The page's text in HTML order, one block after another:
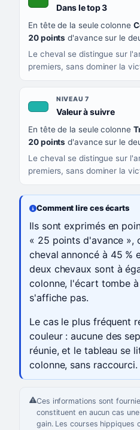
Dans le top 3, couleur
En tête de la seule colonne
20 points d'avance sur le
Le cheval se distingue sur
premiers, sans dominer la
NIVEAU 7
Valeur à suivre,
En tête de la seule colonne
20 points d'avance sur le
Le cheval se distingue sur
premiers, sans dominer la
Comment lire ces écarts
Ils sont exprimés en
« 25 points d'avance »,
cheval annoncé à 45 %
deux chevaux sont à
colonne, l'écart tombe
s'affiche pas.
Le cas le plus fréquent
couleur : aucune des
réunie, et le tableau se
colonne, sans raccourci.
Ces informations sont
constituent en aucun cas
gain. Les courses hippiques